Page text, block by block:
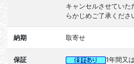
キャンセルさせていた
らかじめご了承くださ
納期 取寄せ
保証 1年間又